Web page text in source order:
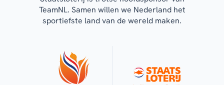
TeamNL. Samen willen we Nederland het
sportiefste land van de wereld maken.